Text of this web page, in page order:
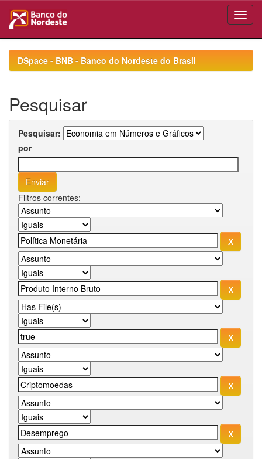
navigationDSpace - BNB - Banco do Nordeste do Brasil
Pesquisar
Pesquisar:
por
Filtros correntes: